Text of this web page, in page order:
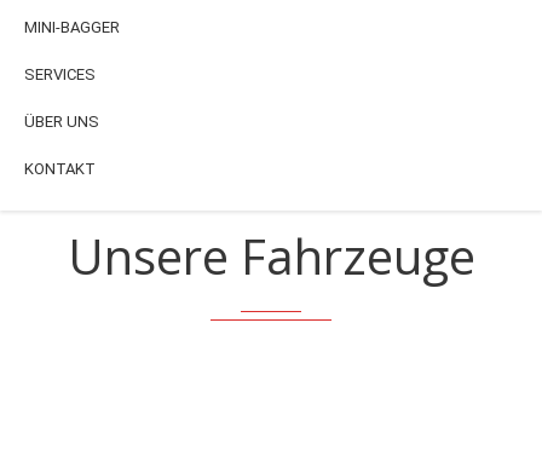
MINI-BAGGER
SERVICES
ÜBER UNS
KONTAKT
Unsere Fahrzeuge